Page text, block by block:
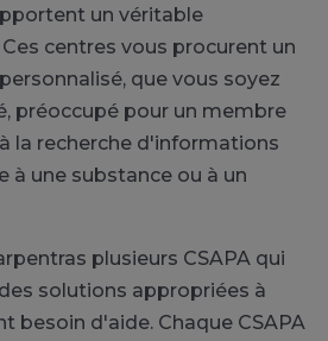
un véritable
centres vous procurent un
que vous soyez
préoccupé pour un membre
la recherche d'informations
à une substance ou à un
plusieurs CSAPA qui
solutions appropriées à
besoin d'aide. Chaque CSAPA